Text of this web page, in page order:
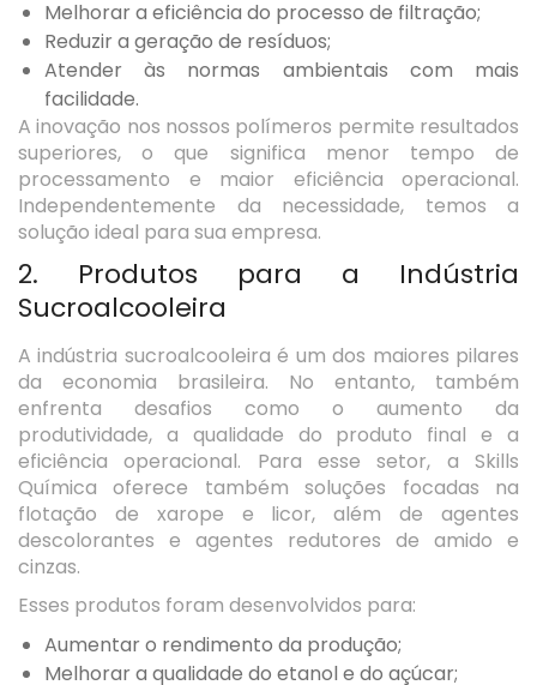
Melhorar a eficiência do processo de filtração;
Reduzir a geração de resíduos;
Atender às normas ambientais com mais
facilidade.
A inovação nos nossos polímeros permite resultados
superiores, o que significa menor tempo de
processamento e maior eficiência operacional.
Independentemente da necessidade, temos a
solução ideal para sua empresa.
2. Produtos para a Indústria
Sucroalcooleira
A indústria sucroalcooleira é um dos maiores pilares
da economia brasileira. No entanto, também
enfrenta desafios como o aumento da
produtividade, a qualidade do produto final e a
eficiência operacional. Para esse setor, a Skills
Química oferece também soluções focadas na
flotação de xarope e licor, além de agentes
descolorantes e agentes redutores de amido e
cinzas.
Esses produtos foram desenvolvidos para:
Aumentar o rendimento da produção;
Melhorar a qualidade do etanol e do açúcar;